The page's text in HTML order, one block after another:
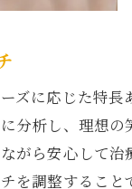
新たな笑
矯正によ
日吉本町
矯正治
ズに応じた特
分析し、理想
がら安心して
を調整するこ